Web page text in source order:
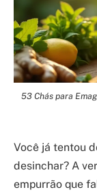
53 Chás para
Você já tentou
desinchar? A
empurrão que